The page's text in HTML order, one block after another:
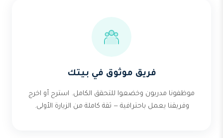
فريق موثوق في بيتك
موظفونا مدربون وخضعوا للتحقق الكامل. استرح أو اخرج
وفريقنا يعمل باحترافية — ثقة كاملة من الزيارة الأولى.